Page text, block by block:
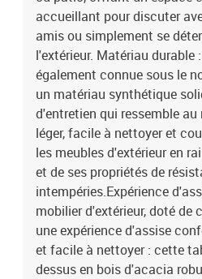
marronMatériau : résine tressée,
d'acacia massif avec finition à
(L x l x H)Coussin :Couleur : blanc
: tissu (100 % polyester)Matériau de
siège : mousseMatériau de
fibre de cotonDimensions du coussin
P x é)Dimensions du coussin de
é)La livraison contient :1 x table de
accoudoirs1 x canapé d'angle3 x
dossier6 x coussin de siège avec
accueillant pour discuter
amis ou simplement se
l'extérieur. Matériau durable
également connue sous le
un matériau synthétique
d'entretien qui ressemble
léger, facile à nettoyer et
les meubles d'extérieur en
et de ses propriétés de
intempéries.Expérience
mobilier d'extérieur, doté de
une expérience d'assise
et facile à nettoyer : cette
dessus en bois d'acacia